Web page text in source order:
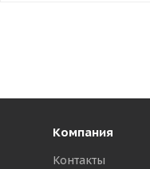
Компания
Контакты